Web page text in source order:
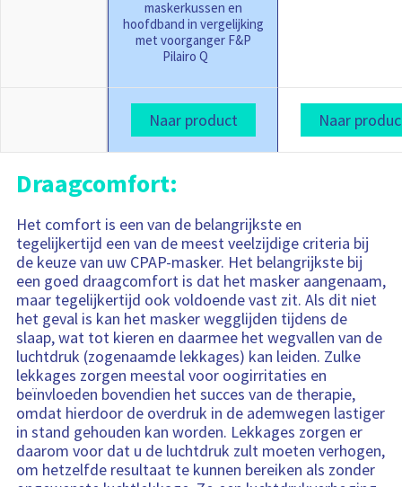
maskerkussen en
hoofdband in vergelijking
met voorganger F&P
Pilairo Q
Naar product Naar
Draagcomfort:
Het comfort is een van de belangrijkste en
tegelijkertijd een van de meest veelzijdige criteria bij
de keuze van uw CPAP-masker. Het belangrijkste bij
een goed draagcomfort is dat het masker aangenaam,
maar tegelijkertijd ook voldoende vast zit. Als dit niet
het geval is kan het masker wegglijden tijdens de
slaap, wat tot kieren en daarmee het wegvallen van de
luchtdruk (zogenaamde lekkages) kan leiden. Zulke
lekkages zorgen meestal voor oogirritaties en
beïnvloeden bovendien het succes van de therapie,
omdat hierdoor de overdruk in de ademwegen lastiger
in stand gehouden kan worden. Lekkages zorgen er
daarom voor dat u de luchtdruk zult moeten verhogen,
om hetzelfde resultaat te kunnen bereiken als zonder